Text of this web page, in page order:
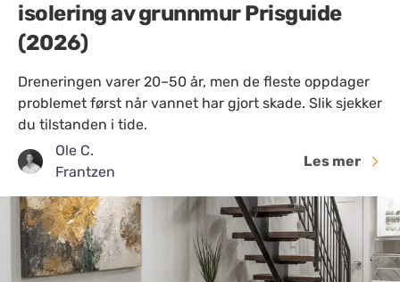
isolering av grunnmur Prisguide
(2026)
Dreneringen varer 20–50 år, men de fleste oppdager
problemet først når vannet har gjort skade. Slik sjekker
du tilstanden i tide.
Ole C.
Frantzen
Les mer